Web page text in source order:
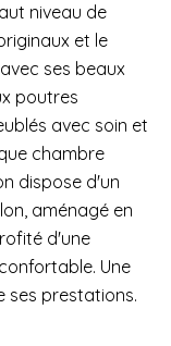
niveau de
et le
ses beaux
poutres
avec soin et
chambre
dispose d'un
aménagé en
d'une
Une
ses prestations.